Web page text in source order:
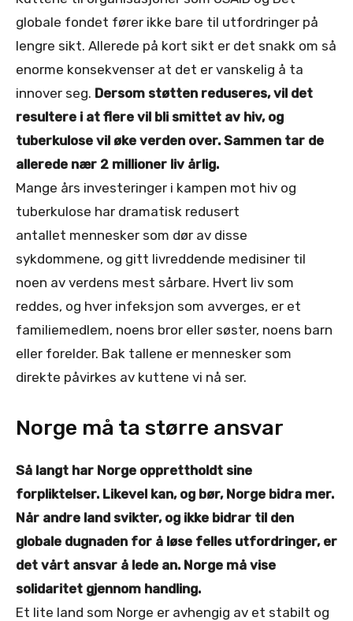
globale fondet fører ikke bare til utfordringer på
lengre sikt. Allerede på kort sikt er det snakk om så
enorme konsekvenser at det er vanskelig å ta
innover seg. Dersom støtten reduseres, vil det
resultere i at flere vil bli smittet av hiv, og
tuberkulose vil øke verden over. Sammen tar de
allerede nær 2 millioner liv årlig.
Mange års investeringer i kampen mot hiv og
tuberkulose har dramatisk redusert
antallet mennesker som dør av disse
sykdommene, og gitt livreddende medisiner til
noen av verdens mest sårbare. Hvert liv som
reddes, og hver infeksjon som avverges, er et
familiemedlem, noens bror eller søster, noens barn
eller forelder. Bak tallene er mennesker som
direkte påvirkes av kuttene vi nå ser.
Norge må ta større ansvar
Så langt har Norge opprettholdt sine
forpliktelser. Likevel kan, og bør, Norge bidra mer.
Når andre land svikter, og ikke bidrar til den
globale dugnaden for å løse felles utfordringer, er
det vårt ansvar å lede an. Norge må vise
solidaritet gjennom handling.
Et lite land som Norge er avhengig av et stabilt og